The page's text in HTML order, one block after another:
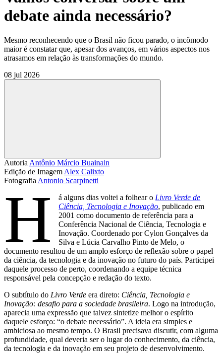
debate ainda necessário?
Mesmo reconhecendo que o Brasil não ficou parado, o incômodo
maior é constatar que, apesar dos avanços, em vários aspectos nos
atrasamos em relação às transformações do mundo.
08 jul 2026
Compartilhar
Autoria Antônio Márcio Buainain
Edição de Imagem Alex Calixto
Fotografia Antonio Scarpinetti
H á alguns dias voltei a folhear o Livro Verde de
Ciência, Tecnologia e Inovação, publicado em
2001 como documento de referência para a
Conferência Nacional de Ciência, Tecnologia e
Inovação. Coordenado por Cylon Gonçalves da
Silva e Lúcia Carvalho Pinto de Melo, o
documento resultou de um amplo esforço de reflexão sobre o papel
da ciência, da tecnologia e da inovação no futuro do país. Participei
daquele processo de perto, coordenando a equipe técnica
responsável pela concepção e redação do texto.
O subtítulo do Livro Verde era direto: Ciência, Tecnologia e
Inovação: desafio para a sociedade brasileira. Logo na introdução,
aparecia uma expressão que talvez sintetize melhor o espírito
daquele esforço: “o debate necessário”. A ideia era simples e
ambiciosa ao mesmo tempo. O Brasil precisava discutir, com alguma
profundidade, qual deveria ser o lugar do conhecimento, da ciência,
da tecnologia e da inovação em seu projeto de desenvolvimento.